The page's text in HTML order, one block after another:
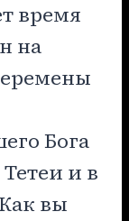
на
Бога
и в
вы